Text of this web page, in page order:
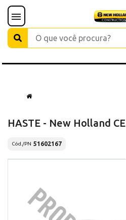
HASTE - New Holland CE
Cód./PN 51602167